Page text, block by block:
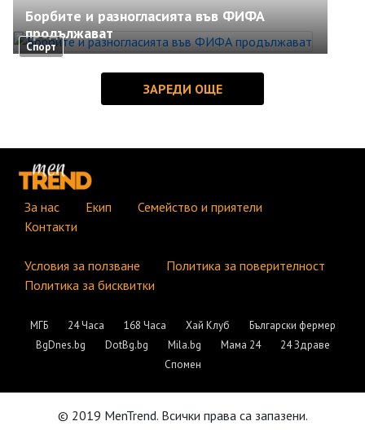
Спорт
Борбите и разногласията във ФИФА
продължават
За нас Екип
Семейство и приятели
Контакти
Условия за ползване
Политика за поверителност
Политика за бисквитки
МГБ 24 Часа 168 Часа Хай Клуб
Български фермер
BgDnes.bg
DotBg.bg Mila.bg Мама 24
24 Здраве
Спомен
© 2019 MenTrend. Всички права са запазени.